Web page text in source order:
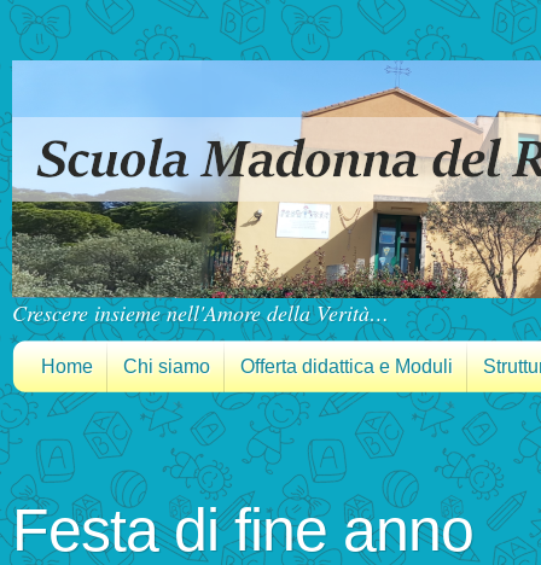
Crescere insieme nell'Amore della Verità…
Home Chi siamo Offerta didattica e Moduli
Festa di fine anno